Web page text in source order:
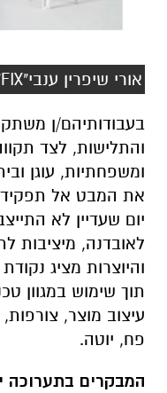
אורי שיפרין ענבי"FIX" צילום אורי שיפרין ענבי
בעבודותיהם/ן
והתלישות, לצד
ומשפחתיות, עוגן
את המבט אל
יום שעדיין לא
לאובדנה, מיציבות
והיוצרות מציג
תוך שימוש במגוון
עיצוב מוצר,
פח, יוטה.
המבקרים בתערוכה